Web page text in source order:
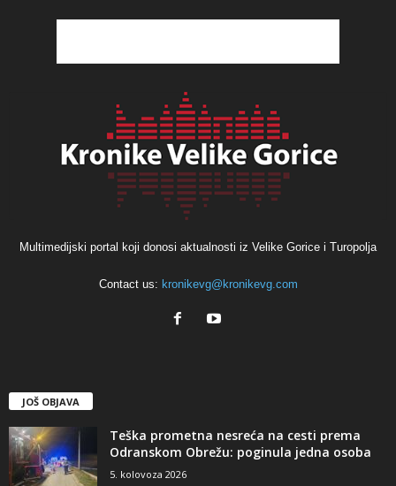
Multimedijski portal koji donosi aktualnosti iz Velike Gorice i Turopolja
Contact us: kronikevg@kronikevg.com
JOŠ OBJAVA
Teška prometna nesreća na cesti prema
Odranskom Obrežu: poginula jedna osoba
5. kolovoza 2026